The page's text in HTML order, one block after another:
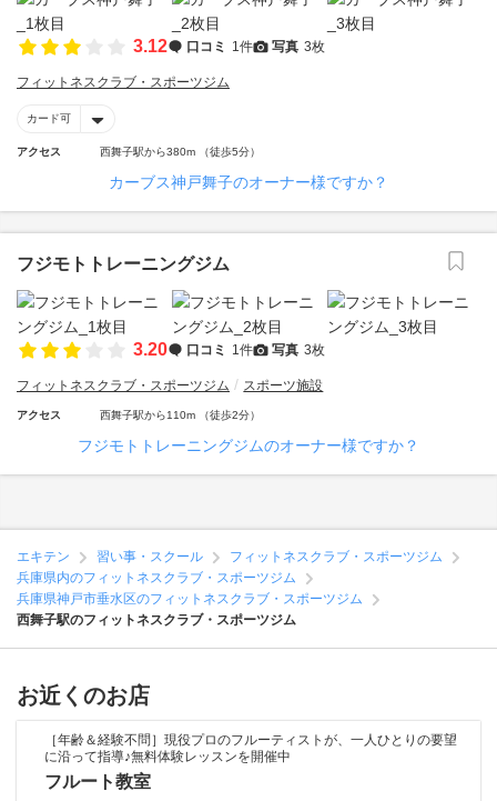
3.12 口コミ 1件 写真 3枚
フィットネスクラブ・スポーツジム
カード可
アクセス 西舞子駅から380m （徒歩5分）
カーブス神戸舞子のオーナー様ですか？
フジモトトレーニングジム
3.20 口コミ 1件 写真 3枚
フィットネスクラブ・スポーツジム スポーツ施設
アクセス 西舞子駅から110m （徒歩2分）
フジモトトレーニングジムのオーナー様ですか？
エキテン 習い事・スクール
フィットネスクラブ・スポーツジム
兵庫県内のフィットネスクラブ・スポーツジム
兵庫県神戸市垂水区のフィットネスクラブ・スポーツジム
西舞子駅のフィットネスクラブ・スポーツジム
お近くのお店
［年齢＆経験不問］現役プロのフルーティストが、一人ひとりの要望
に沿って指導♪無料体験レッスンを開催中
フルート教室